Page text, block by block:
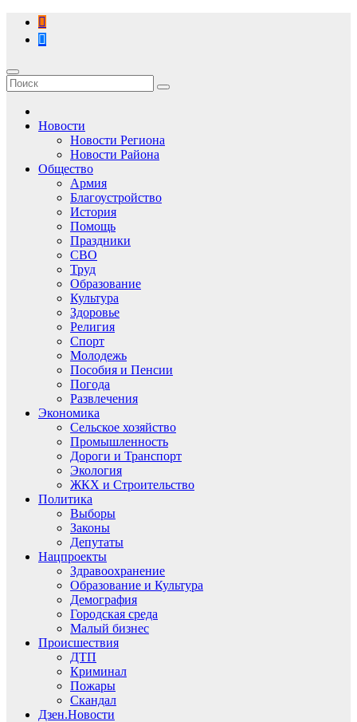
Перейти
содержимому
Новости
Новости Региона
Новости Района
Общество
Армия
Благоустройство
История
Помощь
Праздники
СВО
Труд
Образование
Культура
Здоровье
Религия
Спорт
Молодежь
Пособия и Пенсии
Погода
Развлечения
Экономика
Сельское хозяйство
Промышленность
Дороги и Транспорт
Экология
ЖКХ и Строительство
Политика
Выборы
Законы
Депутаты
Нацпроекты
Здравоохранение
Образование и Культура
Демография
Городская среда
Малый бизнес
Происшествия
ДТП
Криминал
Пожары
Скандал
Дзен.Новости